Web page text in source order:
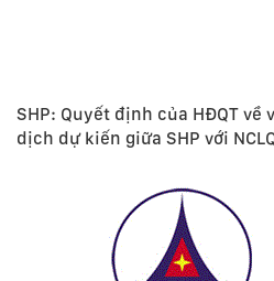
SHP: Quyết định của HĐQT về
dịch dự kiến giữa SHP với